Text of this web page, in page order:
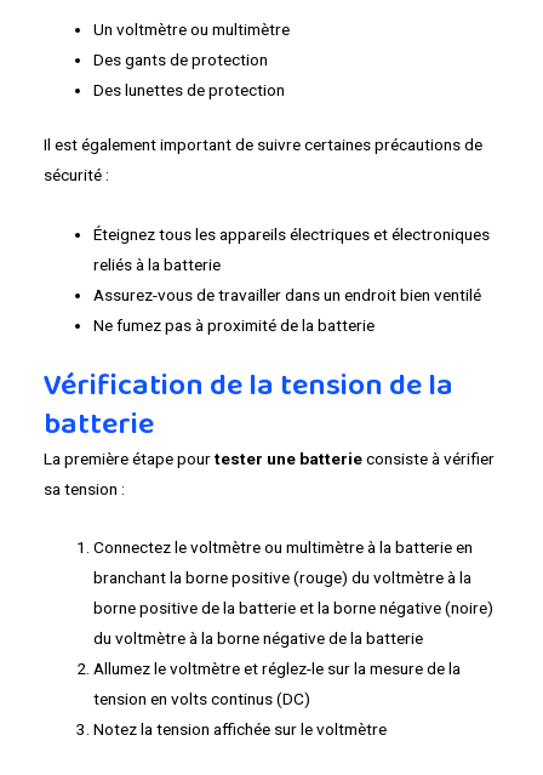
Un voltmètre ou multimètre
Des gants de protection
Des lunettes de protection
Il est également important de suivre certaines précautions de
sécurité :
Éteignez tous les appareils électriques et électroniques
reliés à la batterie
Assurez-vous de travailler dans un endroit bien ventilé
Ne fumez pas à proximité de la batterie
Vérification de la tension de la
batterie
La première étape pourtester une batterieconsiste à vérifier
sa tension :
Connectez le voltmètre ou multimètre à la batterie en
branchant la borne positive (rouge) du voltmètre à la
borne positive de la batterie et la borne négative (noire)
du voltmètre à la borne négative de la batterie
Allumez le voltmètre et réglez-le sur la mesure de la
tension en volts continus (DC)
Notez la tension affichée sur le voltmètre